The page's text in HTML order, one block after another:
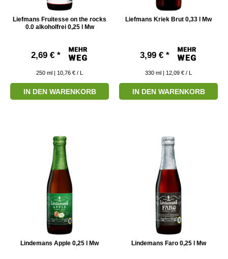
Liefmans Fruitesse on the rocks
0.0 alkoholfrei 0,25 l Mw
2,69 € *
250 ml | 10,76 € / L
IN DEN WARENKORB
Liefmans Kriek Brut 0,33 l Mw
3,99 € *
330 ml | 12,09 € / L
IN DEN WARENKORB
Lindemans Apple 0,25 l Mw Lindemans Faro 0,25 l Mw